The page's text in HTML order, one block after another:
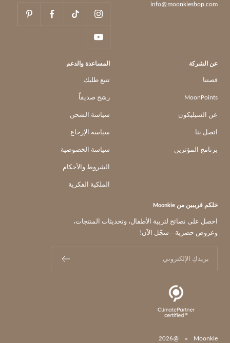
info@moonkieshop.com
عن الشركة
قصتنا
MoonPoints
عن السيليكون
اتصل بنا
برنامج المؤثرين
المساعدة والدعم
تتبع طلبك
رشح صديقاً
سياسة الشحن
سياسة الإرجاع
سياسة الخصوصية
الشروط والأحكام
الملكية الفكرية
خلكم قريبين من Moonkie
احصل على نصائح لتربية الأطفال، وتحديثات المنتجات،
وعروض حصرية—سجّل الآن!
بريدكِ الإلكتروني
Moonkie
@2026